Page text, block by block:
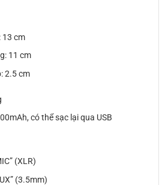
13 cm
11 cm
2.5 cm
có thể sạc lại qua USB
(XLR)
(3.5mm)